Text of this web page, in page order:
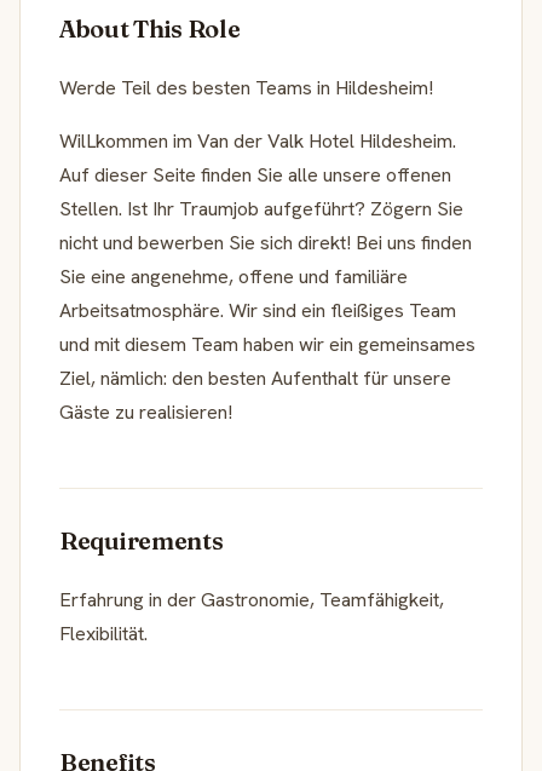
About This Role
Werde Teil des besten Teams in Hildesheim!
WilLkommen im Van der Valk Hotel Hildesheim.
Auf dieser Seite finden Sie alle unsere offenen
Stellen. Ist Ihr Traumjob aufgeführt? Zögern Sie
nicht und bewerben Sie sich direkt! Bei uns finden
Sie eine angenehme, offene und familiäre
Arbeitsatmosphäre. Wir sind ein fleißiges Team
und mit diesem Team haben wir ein gemeinsames
Ziel, nämlich: den besten Aufenthalt für unsere
Gäste zu realisieren!
Requirements
Erfahrung in der Gastronomie, Teamfähigkeit,
Flexibilität.
Benefits